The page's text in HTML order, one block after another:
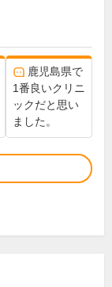
鹿児島県で
1番良いクリニ
ックだと思い
ました。